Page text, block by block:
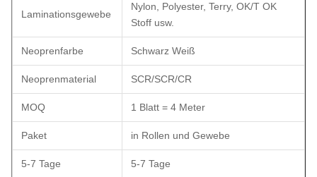
Laminationsgewebe
Nylon, Polyester, Terry, OK/T OK
Stoff usw.
Neoprenfarbe Schwarz Weiß
Neoprenmaterial SCR/SCR/CR
MOQ 1 Blatt = 4 Meter
Paket in Rollen und Gewebe
5-7 Tage 5-7 Tage